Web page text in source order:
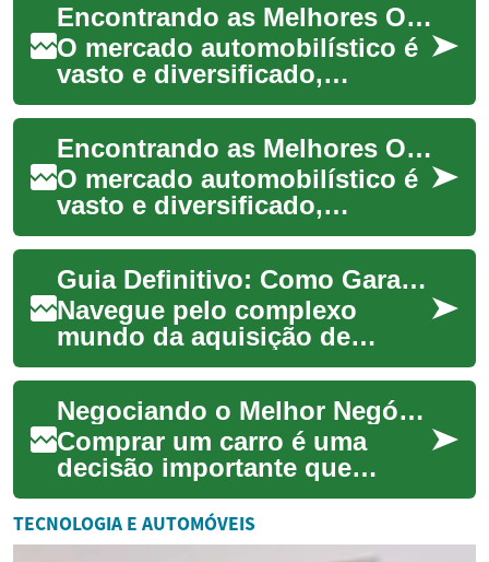
Encontrando as Melhores Ofertas de Carros: Guia Completo
O mercado automobilístico é
vasto e diversificado,
oferecendo uma ampla gama
de opções para compradores
em busca do v...
Encontrando as Melhores Ofertas de Carros: Um Guia Completo
O mercado automobilístico é
vasto e diversificado,
oferecendo uma ampla gama
de opções para quem busca
o veículo idea...
Guia Definitivo: Como Garantir o Melhor Negócio na Compra do Seu Carro
Navegue pelo complexo
mundo da aquisição de
veículos com confiança.
Descubra estratégias eficazes
para encontrar as o...
Negociando o Melhor Negócio em Carros: Um Guia Completo
Comprar um carro é uma
decisão importante que
requer cuidado e
planejamento. Seja você um
comprador de primeira
TECNOLOGIA E AUTOMÓVEIS